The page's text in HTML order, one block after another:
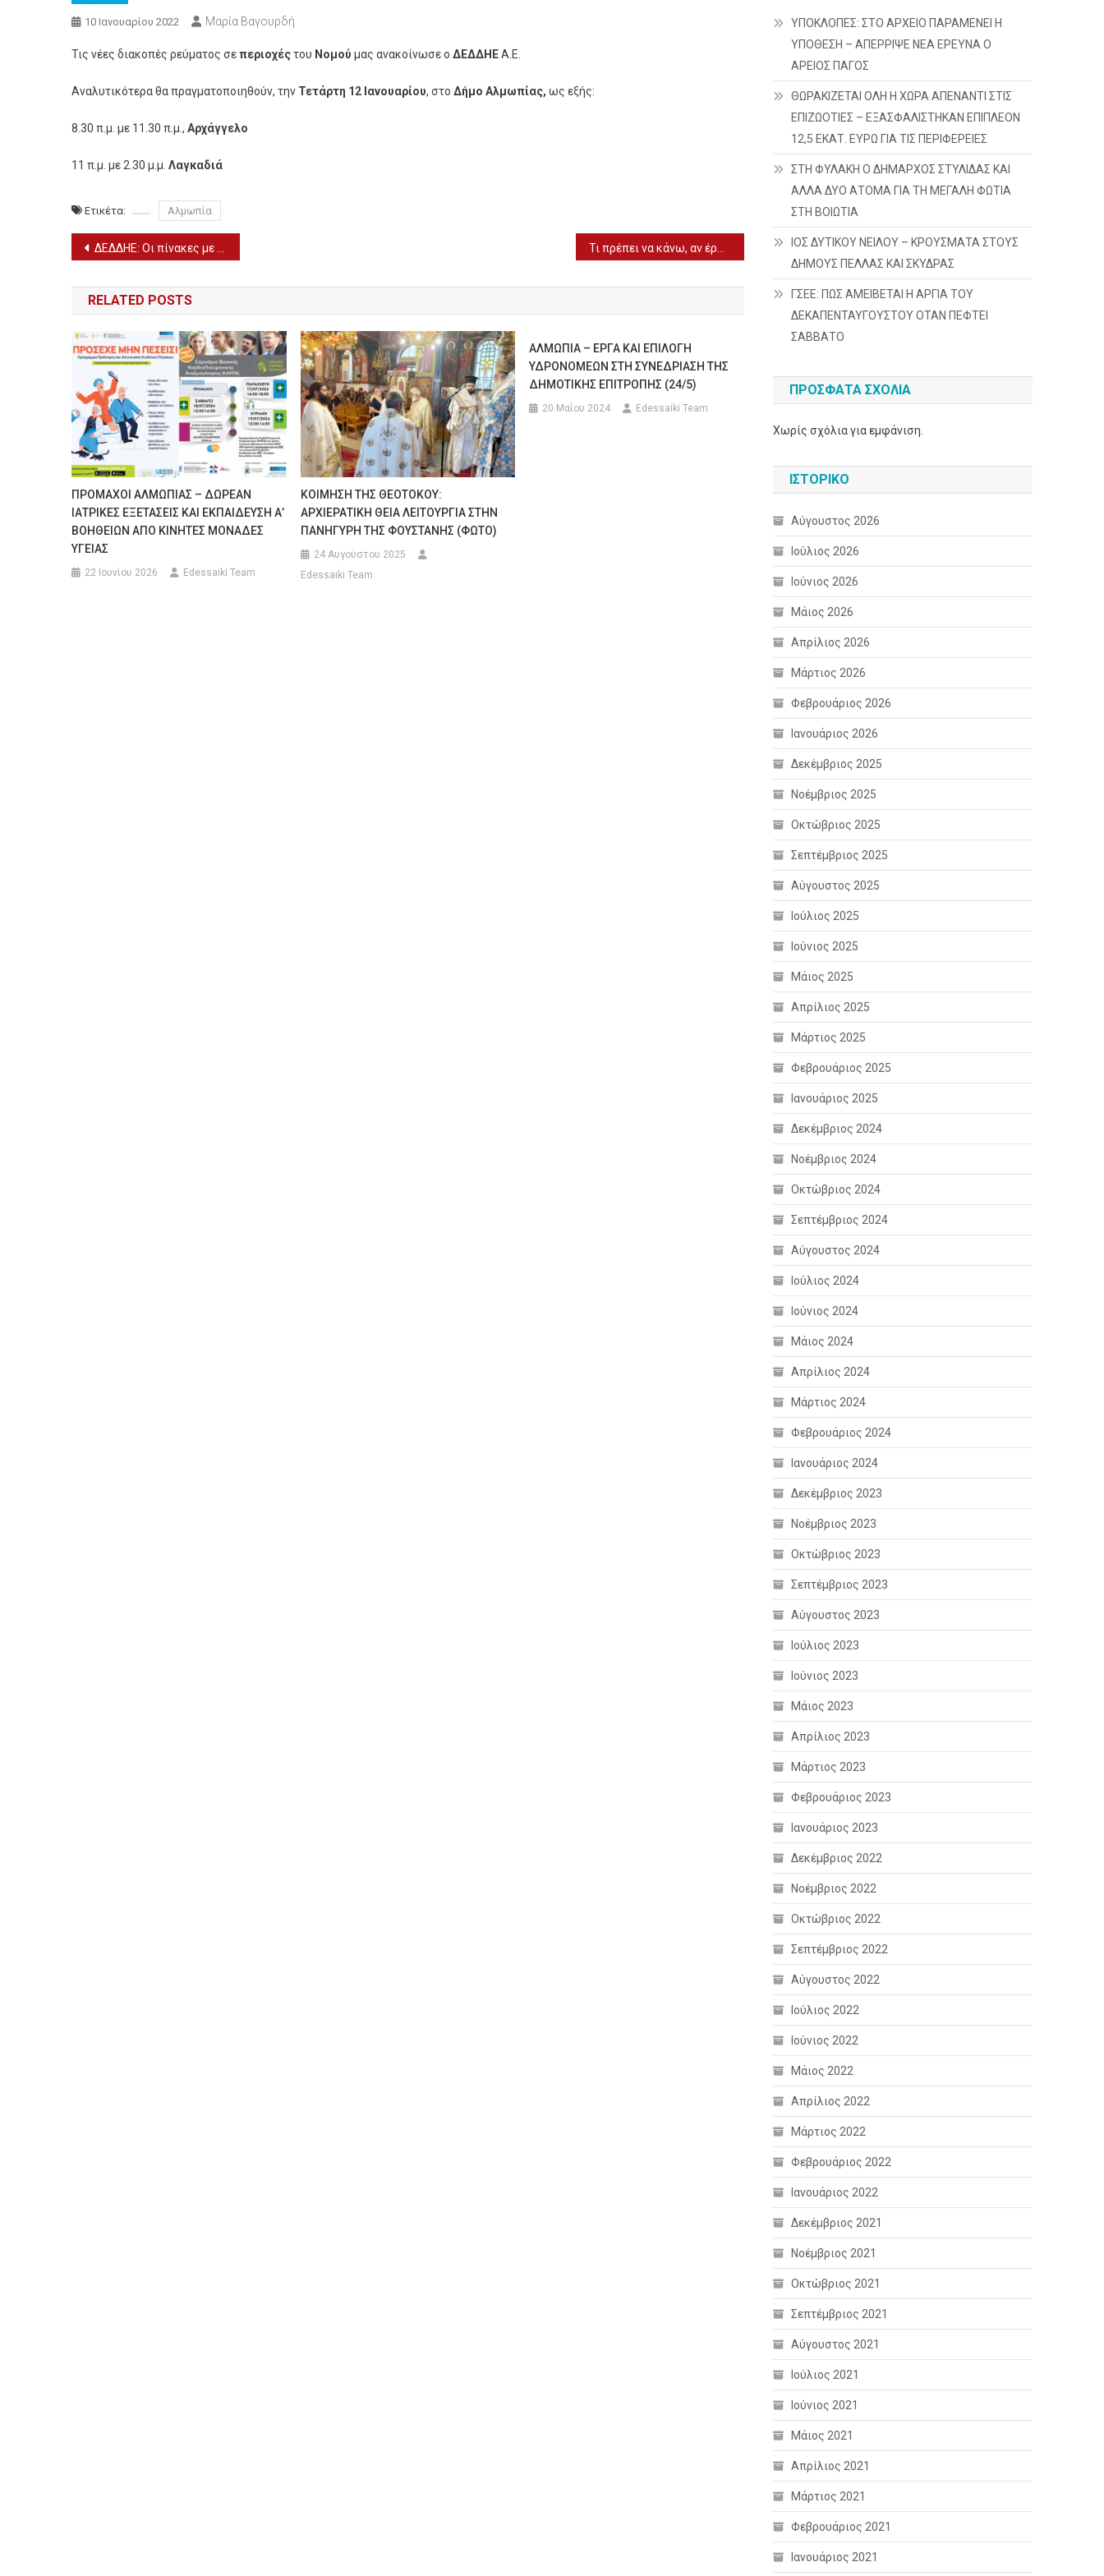
10 Ιανουαρίου 2022 Μαρία Βαγουρδή
Τις νέες διακοπές ρεύματος σεπεριοχέςτου Νομού μας ανακοίνωσε ο ΔΕΔΔΗΕΑ.Ε.
Αναλυτικότερα θα πραγματοποιηθούν, την Τετάρτη 12 Ιανουαρίου, στο Δήμο Αλμωπίας, ως εξής:
8.30 π.μ. με 11.30 π.μ., Αρχάγγελο
11 π.μ. με 2.30 μ.μ. Λαγκαδιά
Ετικέτα: Αλμωπία
Πλοήγηση
άρθρων
ΔΕΔΔΗΕ: Οι πίνακες με όσους καλούνται σε συνέντευξη – Ποιες ειδικότητες αφορούν Τι πρέπει να κάνω, αν έρθω σε επαφή με επιβεβαιωμένο κρούσμα
RELATED POSTS
ΠΡΟΜΑΧΟΙ ΑΛΜΩΠΙΑΣ – ΔΩΡΕΑΝ
ΙΑΤΡΙΚΕΣ ΕΞΕΤΑΣΕΙΣ ΚΑΙ ΕΚΠΑΙΔΕΥΣΗ Α’
ΒΟΗΘΕΙΩΝ ΑΠΟ ΚΙΝΗΤΕΣ ΜΟΝΑΔΕΣ
ΥΓΕΙΑΣ
22 Ιουνίου 2026 Edessaiki Team
ΚΟΙΜΗΣΗ ΤΗΣ ΘΕΟΤΟΚΟΥ:
ΑΡΧΙΕΡΑΤΙΚΗ ΘΕΙΑ ΛΕΙΤΟΥΡΓΙΑ ΣΤΗΝ
ΠΑΝΗΓΥΡΗ ΤΗΣ ΦΟΥΣΤΑΝΗΣ (ΦΩΤΟ)
24 Αυγούστου 2025
Edessaiki Team
ΑΛΜΩΠΙΑ – ΕΡΓΑ ΚΑΙ ΕΠΙΛΟΓΗ
ΥΔΡΟΝΟΜΕΩΝ ΣΤΗ ΣΥΝΕΔΡΙΑΣΗ ΤΗΣ
ΔΗΜΟΤΙΚΗΣ ΕΠΙΤΡΟΠΗΣ (24/5)
20 Μαΐου 2024 Edessaiki Team
ΥΠΟΚΛΟΠΕΣ: ΣΤΟ ΑΡΧΕΙΟ ΠΑΡΑΜΕΝΕΙ Η
ΥΠΟΘΕΣΗ – ΑΠΕΡΡΙΨΕ ΝΕΑ ΕΡΕΥΝΑ Ο
ΑΡΕΙΟΣ ΠΑΓΟΣ
ΘΩΡΑΚΙΖΕΤΑΙ ΟΛΗ Η ΧΩΡΑ ΑΠΕΝΑΝΤΙ ΣΤΙΣ
ΕΠΙΖΩΟΤΙΕΣ – ΕΞΑΣΦΑΛΙΣΤΗΚΑΝ ΕΠΙΠΛΕΟΝ
12,5 ΕΚΑΤ. ΕΥΡΩ ΓΙΑ ΤΙΣ ΠΕΡΙΦΕΡΕΙΕΣ
ΣΤΗ ΦΥΛΑΚΗ Ο ΔΗΜΑΡΧΟΣ ΣΤΥΛΙΔΑΣ ΚΑΙ
ΑΛΛΑ ΔΥΟ ΑΤΟΜΑ ΓΙΑ ΤΗ ΜΕΓΑΛΗ ΦΩΤΙΑ
ΣΤΗ ΒΟΙΩΤΙΑ
ΙΟΣ ΔΥΤΙΚΟΥ ΝΕΙΛΟΥ – ΚΡΟΥΣΜΑΤΑ ΣΤΟΥΣ
ΔΗΜΟΥΣ ΠΕΛΛΑΣ ΚΑΙ ΣΚΥΔΡΑΣ
ΓΣΕΕ: ΠΩΣ ΑΜΕΙΒΕΤΑΙ Η ΑΡΓΙΑ ΤΟΥ
ΔΕΚΑΠΕΝΤΑΥΓΟΥΣΤΟΥ ΟΤΑΝ ΠΕΦΤΕΙ
ΣΑΒΒΑΤΟ
ΠΡΌΣΦΑΤΑ ΣΧΌΛΙΑ
Χωρίς σχόλια για εμφάνιση.
ΙΣΤΟΡΙΚΌ
Αύγουστος 2026
Ιούλιος 2026
Ιούνιος 2026
Μάιος 2026
Απρίλιος 2026
Μάρτιος 2026
Φεβρουάριος 2026
Ιανουάριος 2026
Δεκέμβριος 2025
Νοέμβριος 2025
Οκτώβριος 2025
Σεπτέμβριος 2025
Αύγουστος 2025
Ιούλιος 2025
Ιούνιος 2025
Μάιος 2025
Απρίλιος 2025
Μάρτιος 2025
Φεβρουάριος 2025
Ιανουάριος 2025
Δεκέμβριος 2024
Νοέμβριος 2024
Οκτώβριος 2024
Σεπτέμβριος 2024
Αύγουστος 2024
Ιούλιος 2024
Ιούνιος 2024
Μάιος 2024
Απρίλιος 2024
Μάρτιος 2024
Φεβρουάριος 2024
Ιανουάριος 2024
Δεκέμβριος 2023
Νοέμβριος 2023
Οκτώβριος 2023
Σεπτέμβριος 2023
Αύγουστος 2023
Ιούλιος 2023
Ιούνιος 2023
Μάιος 2023
Απρίλιος 2023
Μάρτιος 2023
Φεβρουάριος 2023
Ιανουάριος 2023
Δεκέμβριος 2022
Νοέμβριος 2022
Οκτώβριος 2022
Σεπτέμβριος 2022
Αύγουστος 2022
Ιούλιος 2022
Ιούνιος 2022
Μάιος 2022
Απρίλιος 2022
Μάρτιος 2022
Φεβρουάριος 2022
Ιανουάριος 2022
Δεκέμβριος 2021
Νοέμβριος 2021
Οκτώβριος 2021
Σεπτέμβριος 2021
Αύγουστος 2021
Ιούλιος 2021
Ιούνιος 2021
Μάιος 2021
Απρίλιος 2021
Μάρτιος 2021
Φεβρουάριος 2021
Ιανουάριος 2021